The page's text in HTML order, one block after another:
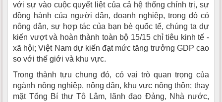
với sự vào cuộc quyết liệt của cả hệ thống chính trị, sự
đồng hành của người dân, doanh nghiệp, trong đó có
nông dân, sự hợp tác của bạn bè quốc tế, chúng ta dự
kiến vượt và hoàn thành toàn bộ 15/15 chỉ tiêu kinh tế -
xã hội; Việt Nam dự kiến đạt mức tăng trưởng GDP cao
so với thế giới và khu vực.
Trong thành tựu chung đó, có vai trò quan trọng của
ngành nông nghiệp, nông dân, khu vực nông thôn; thay
mặt Tổng Bí thư Tô Lâm, lãnh đạo Đảng, Nhà nước,